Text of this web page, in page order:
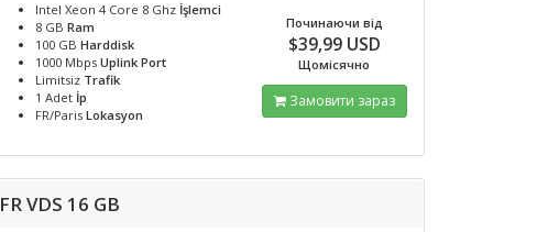
Intel Xeon 4 Core 8 Ghz İşlemci
8 GBRam
100 GBHarddisk
1000 MbpsUplink Port
Limitsiz Trafik
1 Adet İp
FR/ParisLokasyon
Починаючи від
$39,99 USD
Щомісячно
Замовити зараз
FR VDS 16 GB